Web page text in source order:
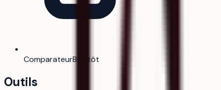
ComparateurBientôt
Outils